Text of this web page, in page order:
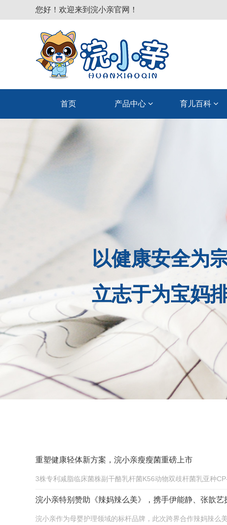
您好！欢迎来到浣小亲官网！
首页 产品中心 育儿百科
以健康安全为
立志于为宝妈
重塑健康轻体新方案，浣小亲瘦瘦菌重磅上市
3株专利减脂临床菌株副干酪乳杆菌K56动物双歧杆菌乳亚种
浣小亲特别赞助《辣妈辣么美》，携手伊能静、张歆艺
浣小亲作为母婴护理领域的标杆品牌，此次跨界合作辣妈辣么